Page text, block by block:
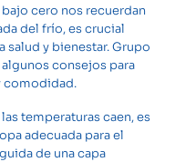
cero nos recuerdan
del frío, es crucial
salud y bienestar. Grupo
consejos para
comodidad.
temperaturas caen, es
adecuada para el
de una capa